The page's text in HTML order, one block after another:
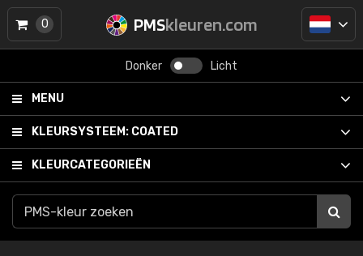
PMSkleuren.com
Donker Licht
MENU
KLEURSYSTEEM: COATED
KLEURCATEGORIEËN
0